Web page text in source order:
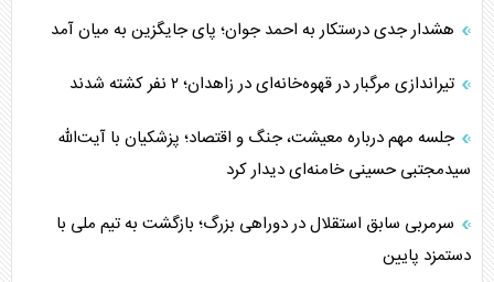
هشدار جدی درستکار به احمد جوان؛ پای جایگزین به میان آمد
تیراندازی مرگبار در قهوه‌خانه‌ای در زاهدان؛ ۲ نفر کشته شدند
جلسه مهم درباره معیشت، جنگ و اقتصاد؛ پزشکیان با آیت‌الله
سیدمجتبی حسینی خامنه‌ای دیدار کرد
سرمربی سابق استقلال در دوراهی بزرگ؛ بازگشت به تیم ملی با
دستمزد پایین